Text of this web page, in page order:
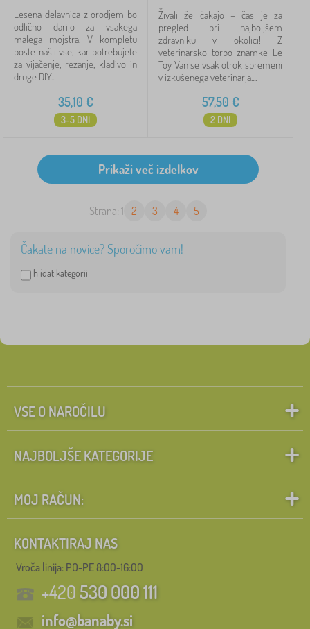
Lesena delavnica z orodjem bo
odlično darilo za vsakega
malega mojstra. V kompletu
boste našli vse, kar potrebujete
za vijačenje, rezanje, kladivo in
druge DIY...
35,10 €
3-5 DNI
Živali že čakajo – čas je za
pregled pri najboljšem
zdravniku v okolici! Z
veterinarsko torbo znamke Le
Toy Van se vsak otrok spremeni
v izkušenega veterinarja....
57,50 €
2 DNI
Strana: 1 2 3 4 5
Čakate na novice? Sporočimo vam!
hlídat kategorii
VSE O NAROČILU
NAJBOLJŠE KATEGORIJE
MOJ RAČUN:
KONTAKTIRAJ NAS
Vroča linija: PO-PE 8:00-16:00
+420530 000 111
info@banaby.si